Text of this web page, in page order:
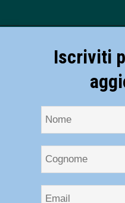
Iscriviti